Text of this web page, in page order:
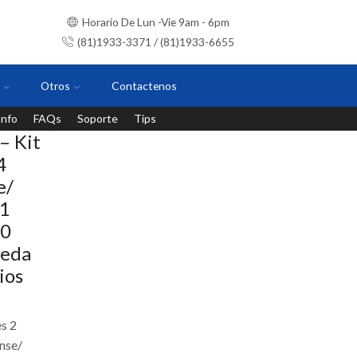
Horario De Lun -Vie 9am - 6pm
(81)1933-3371 / (81)1933-6655
Otros Contactenos
FAQs Soporte Tips
Kit
2